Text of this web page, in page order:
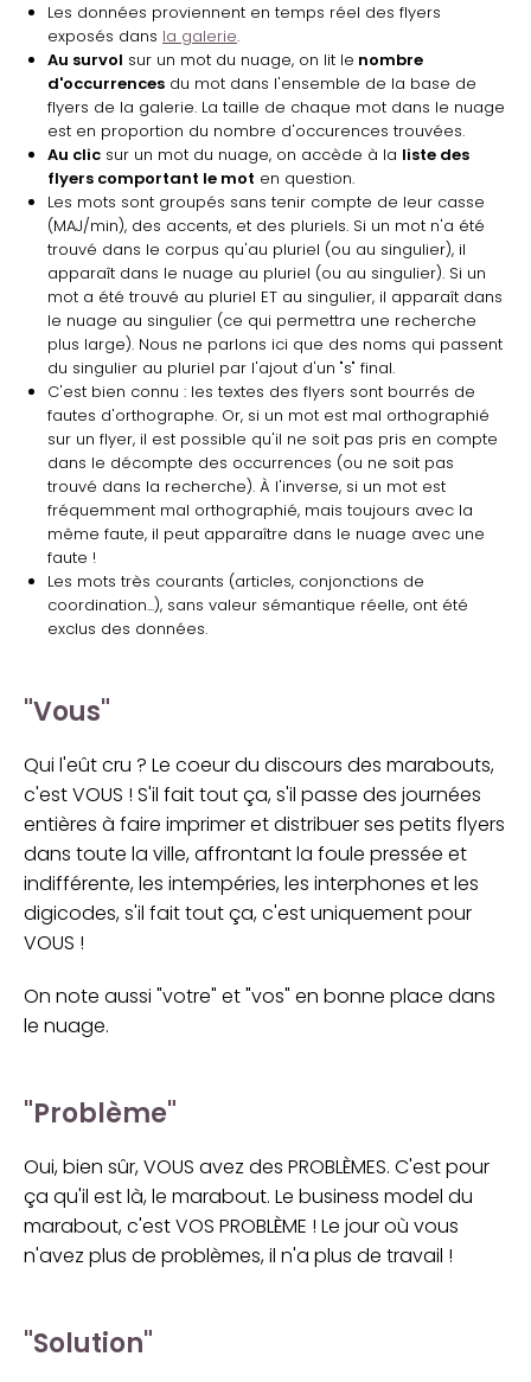
Les données proviennent en temps réel des flyers
exposés dans la galerie.
Au survol sur un mot du nuage, on lit le nombre
d'occurrences du mot dans l'ensemble de la base de
flyers de la galerie. La taille de chaque mot dans le nuage
est en proportion du nombre d'occurences trouvées.
Au clic sur un mot du nuage, on accède à la liste des
flyers comportant le mot en question.
Les mots sont groupés sans tenir compte de leur casse
(MAJ/min), des accents, et des pluriels. Si un mot n'a été
trouvé dans le corpus qu'au pluriel (ou au singulier), il
apparaît dans le nuage au pluriel (ou au singulier). Si un
mot a été trouvé au pluriel ET au singulier, il apparaît dans
le nuage au singulier (ce qui permettra une recherche
plus large). Nous ne parlons ici que des noms qui passent
du singulier au pluriel par l'ajout d'un "s" final.
C'est bien connu : les textes des flyers sont bourrés de
fautes d'orthographe. Or, si un mot est mal orthographié
sur un flyer, il est possible qu'il ne soit pas pris en compte
dans le décompte des occurrences (ou ne soit pas
trouvé dans la recherche). À l'inverse, si un mot est
fréquemment mal orthographié, mais toujours avec la
même faute, il peut apparaître dans le nuage avec une
faute !
Les mots très courants (articles, conjonctions de
coordination...), sans valeur sémantique réelle, ont été
exclus des données.
"Vous"
Qui l'eût cru ? Le coeur du discours des marabouts,
c'est VOUS ! S'il fait tout ça, s'il passe des journées
entières à faire imprimer et distribuer ses petits flyers
dans toute la ville, affrontant la foule pressée et
indifférente, les intempéries, les interphones et les
digicodes, s'il fait tout ça, c'est uniquement pour
VOUS !
On note aussi "votre" et "vos" en bonne place dans
le nuage.
"Problème"
Oui, bien sûr, VOUS avez des PROBLÈMES. C'est pour
ça qu'il est là, le marabout. Le business model du
marabout, c'est VOS PROBLÈME ! Le jour où vous
n'avez plus de problèmes, il n'a plus de travail !
"Solution"